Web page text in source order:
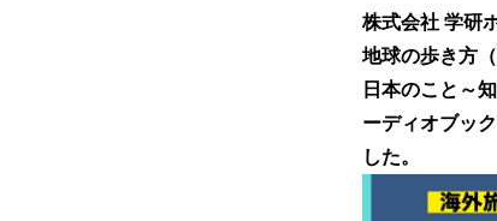
株式会社 学研
地球の歩き方
日本のこと～
ーディオブッ
した。